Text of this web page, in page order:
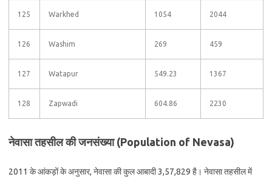
125 Warkhed 1054 2044
126 Washim 269 459
127 Watapur 549.23 1367
128 Zapwadi 604.86 2230
नेवासा तहसील की जनसंख्या (Population of Nevasa)
2011 के आंकड़ों के अनुसार, नेवासा की कुल आबादी 3,57,829 है। नेवासा तहसील में